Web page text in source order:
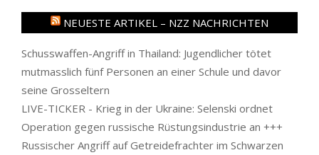
NEUESTE ARTIKEL – NZZ NACHRICHTEN
Schusswaffen-Angriff in Thailand: Jugendlicher tötet
mutmasslich fünf Personen an einer Schule und davor
seine Grosseltern
LIVE-TICKER - Krieg in der Ukraine: Selenski ordnet
Operation gegen russische Rüstungsindustrie an +++
Russischer Angriff auf Getreidefrachter im Schwarzen